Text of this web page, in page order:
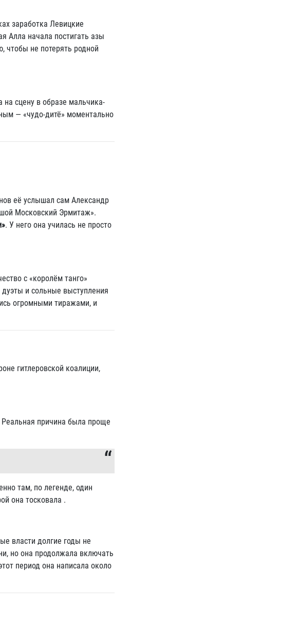
заработка Левицкие
Алла начала постигать азы
чтобы не потерять родной
сцену в образе мальчика-
— «чудо-дитё» моментально
её услышал сам Александр
Московский Эрмитаж».
. У него она училась не просто
с «королём танго»
и сольные выступления
огромными тиражами, и
гитлеровской коалиции,
причина была проще
там, по легенде, один
она тосковала .
власти долгие годы не
но она продолжала включать
период она написала около